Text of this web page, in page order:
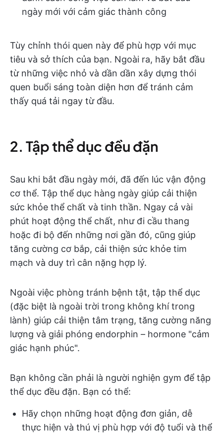
ngày mới với cảm giác thành công
Tùy chỉnh thói quen này để phù hợp với mục
tiêu và sở thích của bạn. Ngoài ra, hãy bắt đầu
từ những việc nhỏ và dần dần xây dựng thói
quen buổi sáng toàn diện hơn để tránh cảm
thấy quá tải ngay từ đầu.
2. Tập thể dục đều đặn
Sau khi bắt đầu ngày mới, đã đến lúc vận động
cơ thể. Tập thể dục hàng ngày giúp cải thiện
sức khỏe thể chất và tinh thần. Ngay cả vài
phút hoạt động thể chất, như đi cầu thang
hoặc đi bộ đến những nơi gần đó, cũng giúp
tăng cường cơ bắp, cải thiện sức khỏe tim
mạch và duy trì cân nặng hợp lý.
Ngoài việc phòng tránh bệnh tật, tập thể dục
(đặc biệt là ngoài trời trong không khí trong
lành) giúp cải thiện tâm trạng, tăng cường năng
lượng và giải phóng endorphin – hormone "cảm
giác hạnh phúc".
Bạn không cần phải là người nghiện gym để tập
thể dục đều đặn. Bạn có thể:
Hãy chọn những hoạt động đơn giản, dễ
thực hiện và thú vị phù hợp với độ tuổi và thể